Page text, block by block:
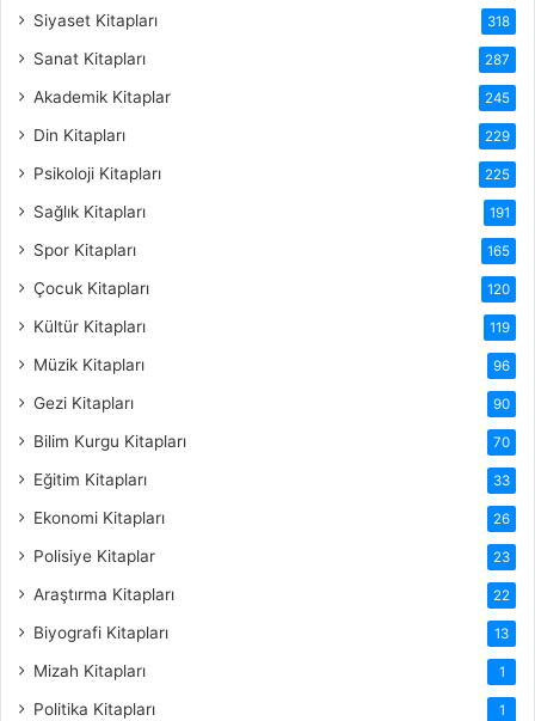
Siyaset Kitapları 318
Sanat Kitapları 287
Akademik Kitaplar 245
Din Kitapları 229
Psikoloji Kitapları 225
Sağlık Kitapları 191
Spor Kitapları 165
Çocuk Kitapları 120
Kültür Kitapları 119
Müzik Kitapları 96
Gezi Kitapları 90
Bilim Kurgu Kitapları 70
Eğitim Kitapları 33
Ekonomi Kitapları 26
Polisiye Kitaplar 23
Araştırma Kitapları 22
Biyografi Kitapları 13
Mizah Kitapları 1
Politika Kitapları 1